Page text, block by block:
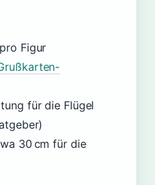
Figur
für die Flügel
30 cm für die